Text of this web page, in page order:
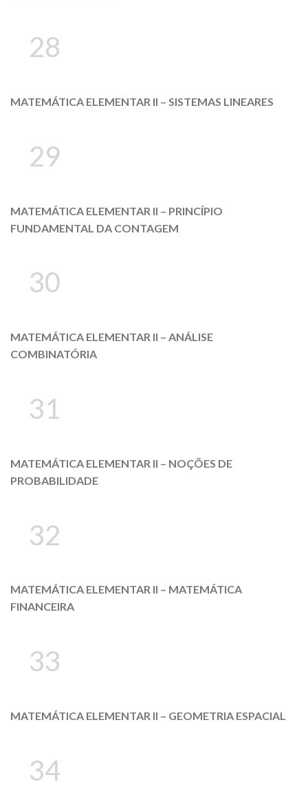
28
MATEMÁTICA ELEMENTAR II – SISTEMAS LINEARES
29
MATEMÁTICA ELEMENTAR II – PRINCÍPIO
FUNDAMENTAL DA CONTAGEM
30
MATEMÁTICA ELEMENTAR II – ANÁLISE
COMBINATÓRIA
31
MATEMÁTICA ELEMENTAR II – NOÇÕES DE
PROBABILIDADE
32
MATEMÁTICA ELEMENTAR II – MATEMÁTICA
FINANCEIRA
33
MATEMÁTICA ELEMENTAR II – GEOMETRIA ESPACIAL
34